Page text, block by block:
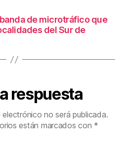
banda de microtráfico que
del Sur de
respuesta
no será publicada.
están marcados con *